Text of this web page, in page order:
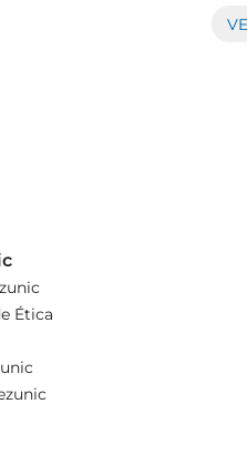
Chocolate é versátil e
aqueles momentos em
Ética